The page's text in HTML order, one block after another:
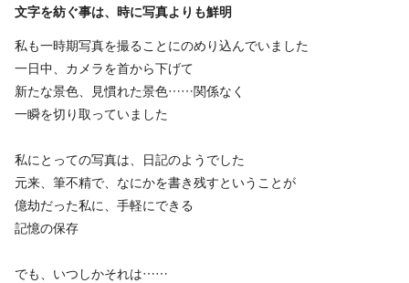
文字を紡ぐ事は、時に写真よりも鮮明
私も一時期写真を撮ることにのめり込んでいました
一日中、カメラを首から下げて
新たな景色、見慣れた景色……関係なく
一瞬を切り取っていました
私にとっての写真は、日記のようでした
元来、筆不精で、なにかを書き残すということが
億劫だった私に、手軽にできる
記憶の保存
でも、いつしかそれは……